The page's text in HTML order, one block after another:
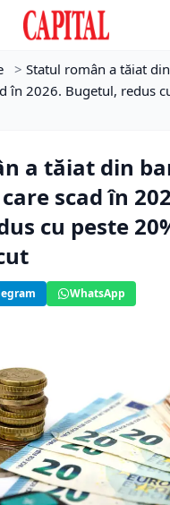
> Statul român a tăiat
în 2026. Bugetul, redus
a tăiat din
scad în
cu peste
WhatsApp